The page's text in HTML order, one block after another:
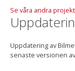
Se våra andra
Uppdatering av
senaste versionen